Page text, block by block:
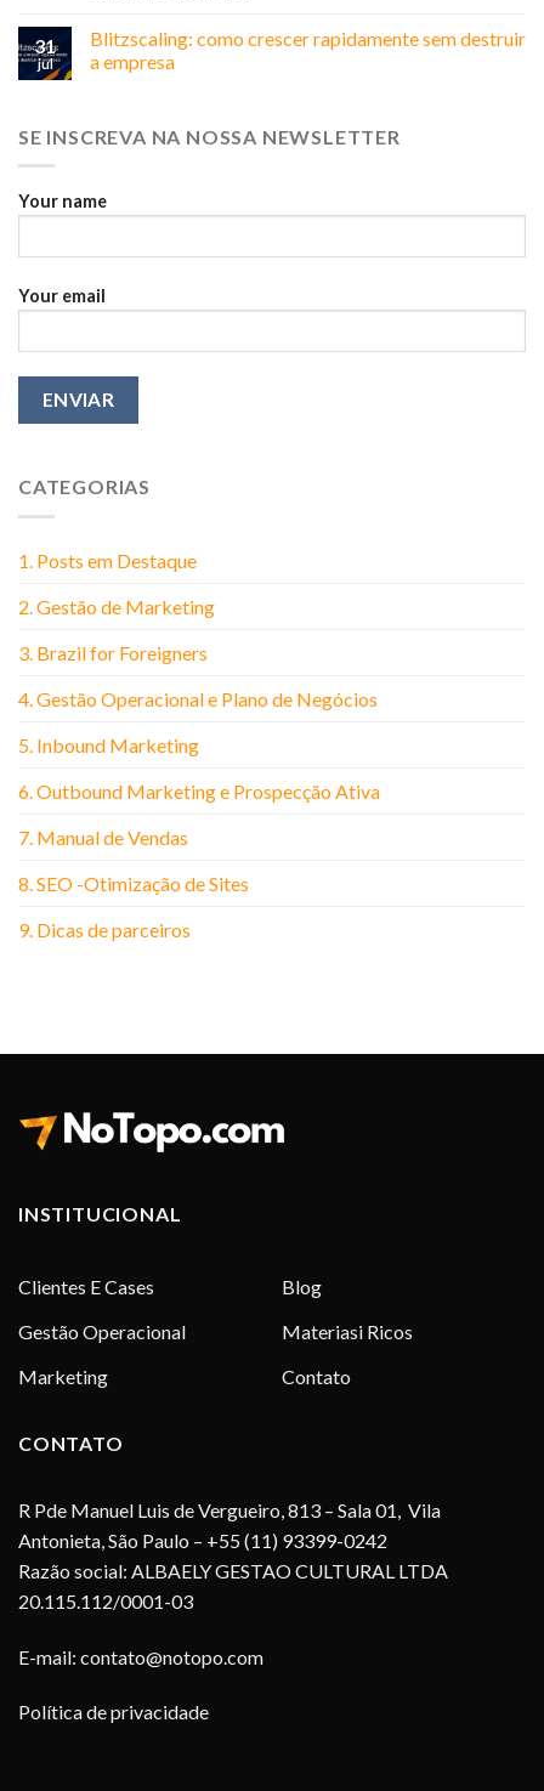
é
in
Matter
Think
31
jul
Blitzscaling: como crescer rapidamente sem destruir
a empresa
SE INSCREVA NA NOSSA NEWSLETTER
Your name
Your email
CATEGORIAS
1. Posts em Destaque
2. Gestão de Marketing
3. Brazil for Foreigners
4. Gestão Operacional e Plano de Negócios
5. Inbound Marketing
6. Outbound Marketing e Prospecção Ativa
7. Manual de Vendas
8. SEO -Otimização de Sites
9. Dicas de parceiros
INSTITUCIONAL
Clientes E Cases
Gestão Operacional
Marketing
Blog
Materiasi Ricos
Contato
CONTATO
R Pde Manuel Luis de Vergueiro, 813 – Sala 01, Vila
Antonieta, São Paulo – +55 (11) 93399-0242
Razão social: ALBAELY GESTAO CULTURAL LTDA
20.115.112/0001-03
E-mail: contato@notopo.com
Política de privacidade